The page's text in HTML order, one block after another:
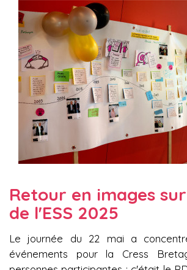
Retour en images
de l'ESS 2025
Le journée du 22 mai a
événements pour la Cress